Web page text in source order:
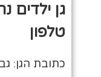
גן ילדים
טלפון
כתובת הגן: